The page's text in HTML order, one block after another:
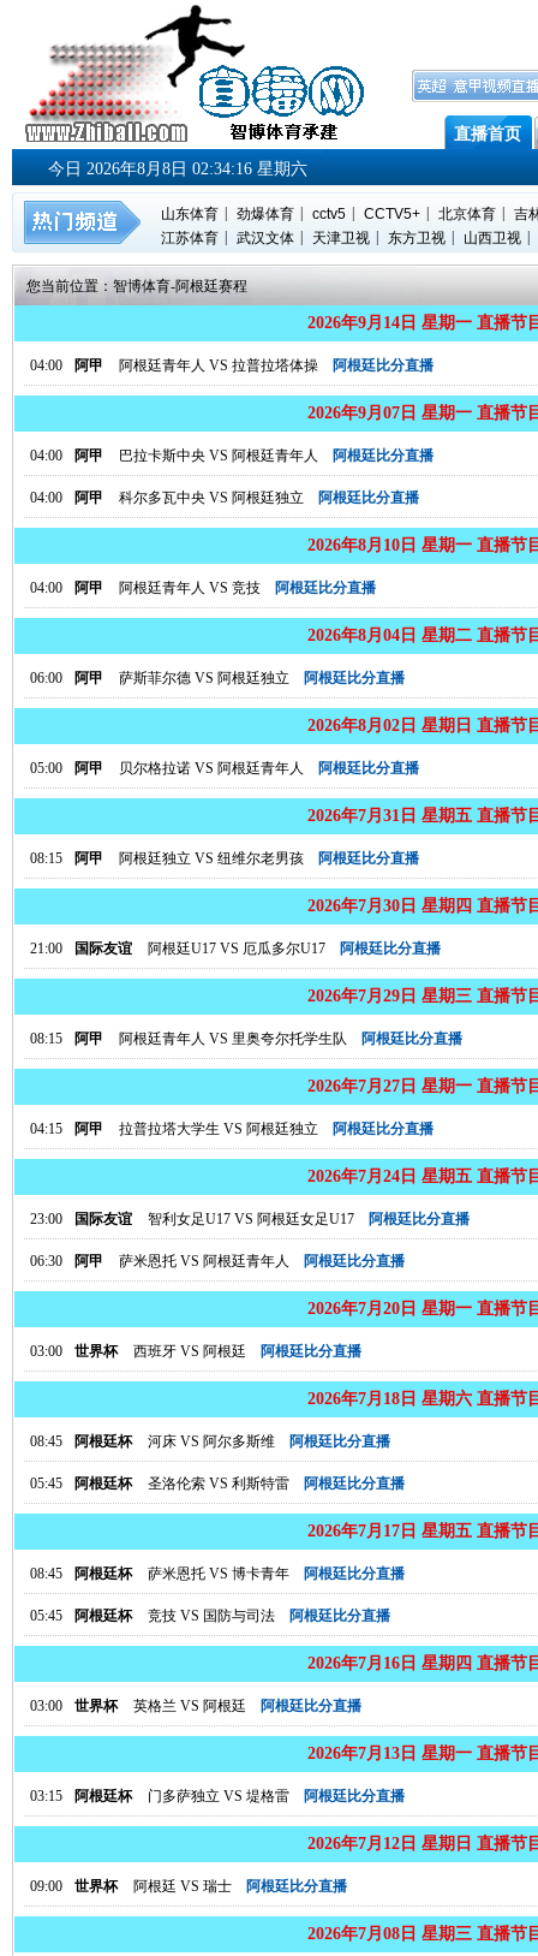
直播首页
今日 2026年8月8日 02:34:18 星期六
山东体育 劲爆体育 cctv5 CCTV5+ 北京体育
吉
江苏体育 | 武汉文体 | 天津卫视 | 东方卫视 | 山西卫视 |
您当前位置： 智博体育-阿根廷赛程
2026年9月14日 星期一 直播节
04:00 阿甲 阿根廷青年人 VS 拉普拉塔体操 阿根廷比分直播
2026年9月07日 星期一 直播节
04:00 阿甲 巴拉卡斯中央 VS 阿根廷青年人 阿根廷比分直播
04:00 阿甲 科尔多瓦中央 VS 阿根廷独立 阿根廷比分直播
2026年8月10日 星期一 直播节
04:00 阿甲 阿根廷青年人 VS 竞技 阿根廷比分直播
2026年8月04日 星期二 直播节
06:00 阿甲 萨斯菲尔德 VS 阿根廷独立 阿根廷比分直播
2026年8月02日 星期日 直播节
05:00 阿甲 贝尔格拉诺 VS 阿根廷青年人 阿根廷比分直播
2026年7月31日 星期五 直播节
08:15 阿甲 阿根廷独立 VS 纽维尔老男孩 阿根廷比分直播
2026年7月30日 星期四 直播节
21:00 国际友谊 阿根廷U17 VS 厄瓜多尔U17 阿根廷比分直播
2026年7月29日 星期三 直播节
08:15 阿甲 阿根廷青年人 VS 里奥夸尔托学生队 阿根廷比分直播
2026年7月27日 星期一 直播节
04:15 阿甲 拉普拉塔大学生 VS 阿根廷独立 阿根廷比分直播
2026年7月24日 星期五 直播节
23:00 国际友谊 智利女足U17 VS 阿根廷女足U17 阿根廷比分直播
06:30 阿甲 萨米恩托 VS 阿根廷青年人 阿根廷比分直播
2026年7月20日 星期一 直播节
03:00 世界杯 西班牙 VS 阿根廷 阿根廷比分直播
2026年7月18日 星期六 直播节
08:45 阿根廷杯 河床 VS 阿尔多斯维 阿根廷比分直播
05:45 阿根廷杯 圣洛伦索 VS 利斯特雷 阿根廷比分直播
2026年7月17日 星期五 直播节
08:45 阿根廷杯 萨米恩托 VS 博卡青年 阿根廷比分直播
05:45 阿根廷杯 竞技 VS 国防与司法 阿根廷比分直播
2026年7月16日 星期四 直播节
03:00 世界杯 英格兰 VS 阿根廷 阿根廷比分直播
2026年7月13日 星期一 直播节
03:15 阿根廷杯 门多萨独立 VS 堤格雷 阿根廷比分直播
2026年7月12日 星期日 直播节
09:00 世界杯 阿根廷 VS 瑞士 阿根廷比分直播
2026年7月08日 星期三 直播节